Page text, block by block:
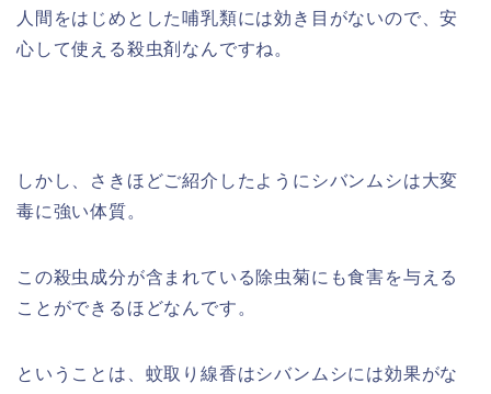
人間をはじめとした哺乳類には効き目がないので、安
心して使える殺虫剤なんですね。
しかし、さきほどご紹介したようにシバンムシは大変
毒に強い体質。
この殺虫成分が含まれている除虫菊にも食害を与える
ことができるほどなんです。
ということは、蚊取り線香はシバンムシには効果がな